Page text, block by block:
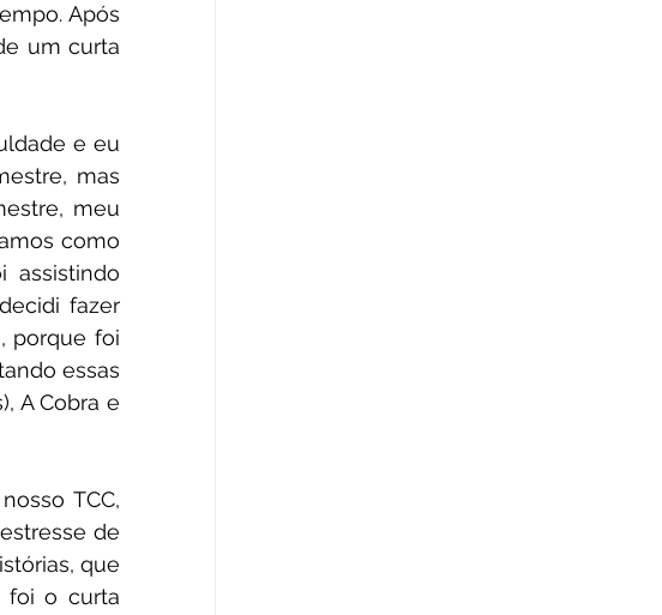
Após
um curta
e eu
mas
meu
como
assistindo
fazer
porque foi
essas
A Cobra e
TCC,
de
que
foi o curta